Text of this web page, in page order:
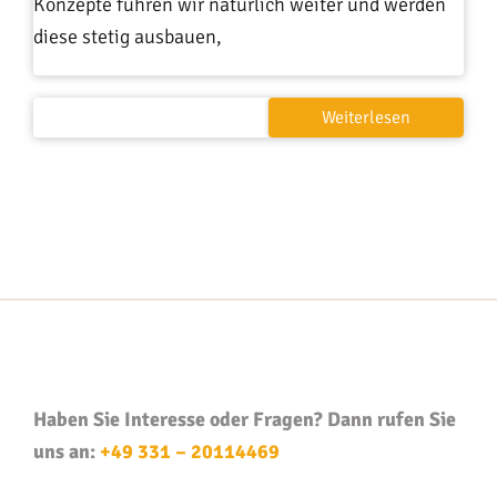
diese stetig ausbauen,
Weiterlesen
Haben Sie Interesse oder Fragen? Dann rufen Sie
uns an: +49 331 – 20114469